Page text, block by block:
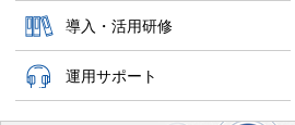
導入・活用研修
運用サポート